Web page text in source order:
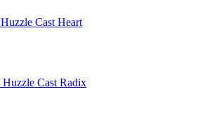
Huzzle Cast Heart
Huzzle Cast Radix